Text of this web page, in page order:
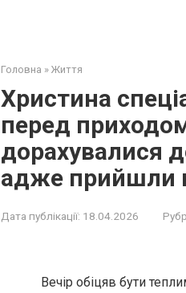
Головна » Життя
Христина
перед
дорахувалися
адже прийшли
Дата публікації: 18.04.2026
Вечір обіцяв бути